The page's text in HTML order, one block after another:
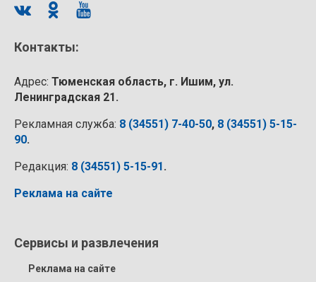
Контакты:
Адрес: Тюменская область, г. Ишим, ул.
Ленинградская 21.
Рекламная служба: 8 (34551) 7-40-50, 8 (34551) 5-15-
90.
Редакция: 8 (34551) 5-15-91 .
Реклама на сайте
Сервисы и развлечения
Реклама на сайте